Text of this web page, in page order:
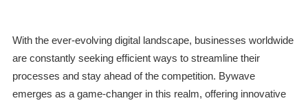
With the ever-evolving digital landscape, businesses worldwide
are constantly seeking efficient ways to streamline their
processes and stay ahead of the competition. Bywave
emerges as a game-changer in this realm, offering innovative